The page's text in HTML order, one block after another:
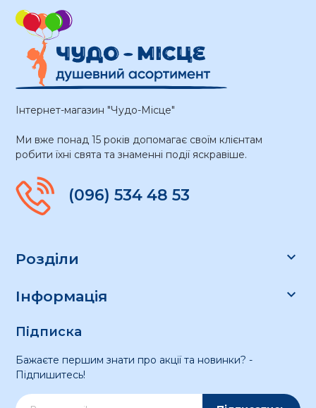
Інтернет-магазин "Чудо-Місце"
Ми вже понад 15 років допомагає своїм клієнтам
робити їхні свята та знаменні події яскравіше.
(096) 534 48 53
Розділи 
Інформація 
Підписка
Бажаєте першим знати про акції та новинки? -
Підпишитесь!